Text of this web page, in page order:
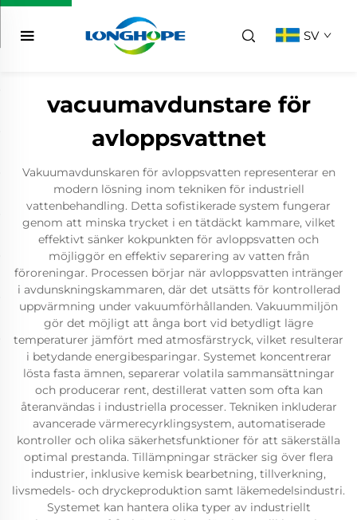
SV
vacuumavdunstare för
avloppsvattnet
Vakuumavdunskaren för avloppsvatten representerar en
modern lösning inom tekniken för industriell
vattenbehandling. Detta sofistikerade system fungerar
genom att minska trycket i en tätdäckt kammare, vilket
effektivt sänker kokpunkten för avloppsvatten och
möjliggör en effektiv separering av vatten från
föroreningar. Processen börjar när avloppsvatten intränger
i avdunskningskammaren, där det utsätts för kontrollerad
uppvärmning under vakuumförhållanden. Vakuummiljön
gör det möjligt att ånga bort vid betydligt lägre
temperaturer jämfört med atmosfärstryck, vilket resulterar
i betydande energibesparingar. Systemet koncentrerar
lösta fasta ämnen, separerar volatila sammansättningar
och producerar rent, destillerat vatten som ofta kan
återanvändas i industriella processer. Tekniken inkluderar
avancerade värmerecyrklingsystem, automatiserade
kontroller och olika säkerhetsfunktioner för att säkerställa
optimal prestanda. Tillämpningar sträcker sig över flera
industrier, inklusive kemisk bearbetning, tillverkning,
livsmedels- och dryckeproduktion samt läkemedelsindustri.
Systemet kan hantera olika typer av industriellt